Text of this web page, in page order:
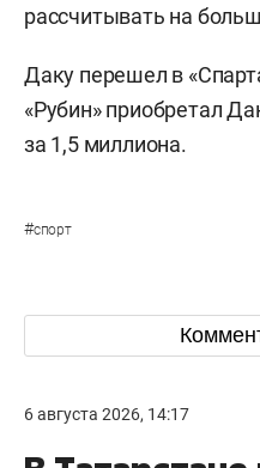
рассчитывать на
Даку перешел в
«Рубин» приобретал
за 1,5 миллиона.
#спорт
6 августа 2026, 14:17